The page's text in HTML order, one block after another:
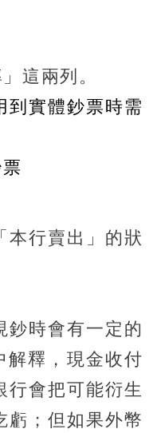
這兩列。
到實體鈔票時需
本行賣出」的狀
鈔時會有一定的
解釋，現金收付
行會把可能衍生
虧；但如果外幣